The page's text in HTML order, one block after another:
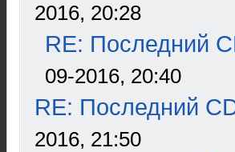
2016, 20:28
RE: Последний
09-2016, 20:40
RE: Последний
2016, 21:50